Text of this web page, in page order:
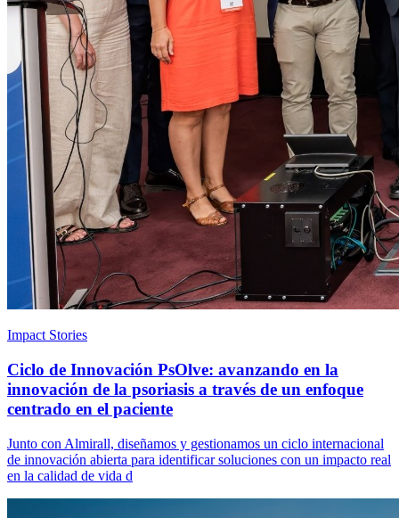
Impact Stories
Ciclo de Innovación PsOlve: avanzando en la
innovación de la psoriasis a través de un enfoque
centrado en el paciente
Junto con Almirall, diseñamos y gestionamos un ciclo internacional
de innovación abierta para identificar soluciones con un impacto real
en la calidad de vida d